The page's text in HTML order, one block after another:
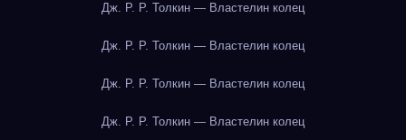
Дж. Р. Р. Толкин — Властелин колец
Дж. Р. Р. Толкин — Властелин колец
Дж. Р. Р. Толкин — Властелин колец
Дж. Р. Р. Толкин — Властелин колец